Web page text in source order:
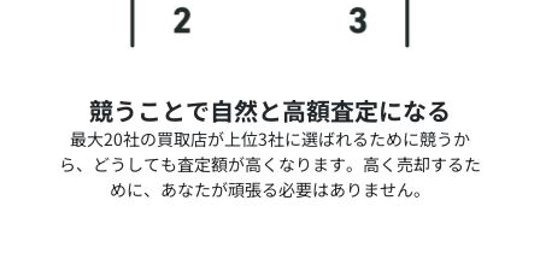
競うことで自然と高額査定になる
最大20社の買取店が上位3社に選ばれるために競うか
ら、どうしても査定額が高くなります。高く売却するた
めに、あなたが頑張る必要はありません。